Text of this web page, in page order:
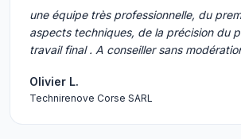
une équipe très professionnelle, du
aspects techniques, de la précision du
travail final . A conseiller sans
Olivier L.
Technirenove Corse SARL